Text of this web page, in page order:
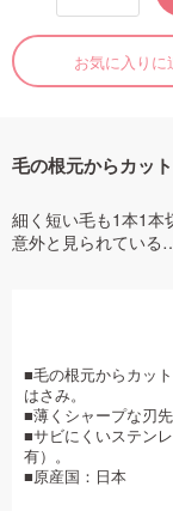
お気に入りに
毛の根元からカッ
細く短い毛も1本1本
意外と見られている
■毛の根元からカッ
はさみ。
■薄くシャープな刃
■サビにくいステン
有）。
■原産国：日本